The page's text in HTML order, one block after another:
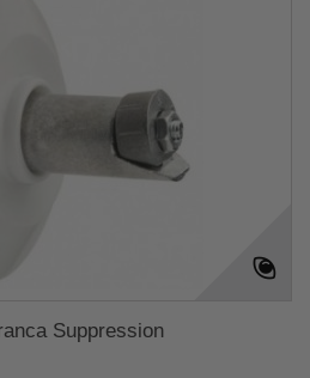
Suppression